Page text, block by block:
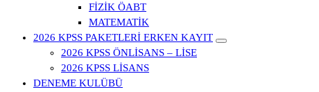
FİZİK ÖABT
MATEMATİK
2026 KPSS PAKETLERİ ERKEN KAYIT
2026 KPSS ÖNLİSANS – LİSE
2026 KPSS LİSANS
DENEME KULÜBÜ